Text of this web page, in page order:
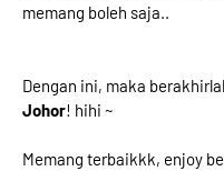
memang boleh saja..
Dengan ini, maka
Johor! hihi ~
Memang terbaikkk, enjoy